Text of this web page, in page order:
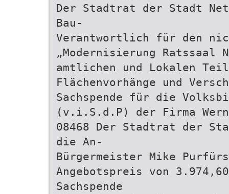
Der Stadtrat der Stadt
Bau-
Verantwortlich für den
„Modernisierung Ratssaal
amtlichen und Lokalen
Flächenvorhänge und
Sachspende für die
(v.i.S.d.P) der Firma
08468 Der Stadtrat der
die An-
Bürgermeister Mike
Angebotspreis von
Sachspende